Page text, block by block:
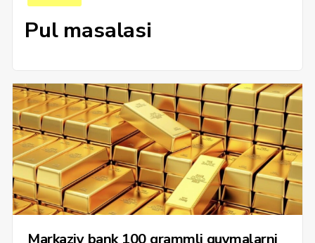
Pul masalasi
Markaziy bank 100 grammli quymalarni